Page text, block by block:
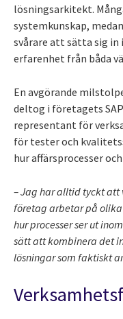
lösningsarkitekt.
systemkunskap,
svårare att sätta sig
erfarenhet från båda
En avgörande
deltog i företagets
representant för
för tester och
hur affärsprocesser
– Jag har alltid tyckt att
företag arbetar på
hur processer ser ut
sätt att kombinera det
lösningar som faktiskt